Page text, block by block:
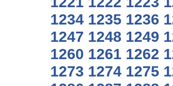
1234 1235 1236
1247 1248 1249
1260 1261 1262
1273 1274 1275